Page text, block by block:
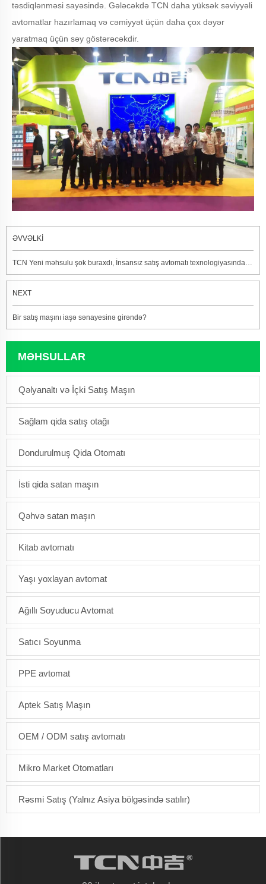
təsdiqlənməsi sayəsində. Gələcəkdə TCN daha yüksək səviyyəli
avtomatlar hazırlamaq və cəmiyyət üçün daha çox dəyər
yaratmaq üçün səy göstərəcəkdir.
ƏVVƏLKİ
NEXT
Bir satış maşını iaşə sənayesinə girəndə?
MƏHSULLAR
Qəlyanaltı və İçki Satış Maşın
Sağlam qida satış otağı
Dondurulmuş Qida Otomatı
İsti qida satan maşın
Qəhvə satan maşın
Kitab avtomatı
Yaşı yoxlayan avtomat
Ağıllı Soyuducu Avtomat
Satıcı Soyunma
PPE avtomat
Aptek Satış Maşın
OEM / ODM satış avtomatı
Mikro Market Otomatları
Rəsmi Satış (Yalnız Asiya bölgəsində satılır)